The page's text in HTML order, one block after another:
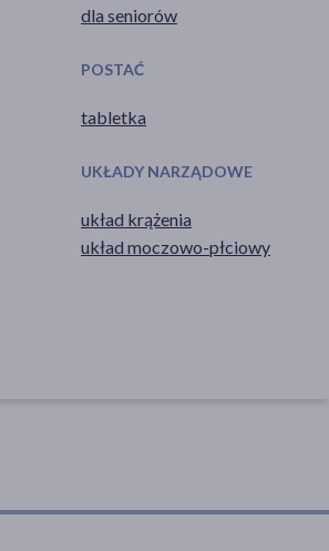
dla seniorów
POSTAĆ
tabletka
UKŁADY NARZĄDOWE
układ krążenia
układ moczowo-płciowy